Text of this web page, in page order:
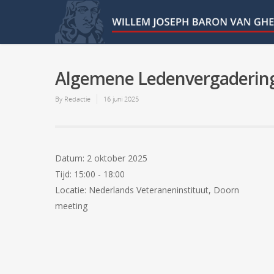
Algemene
By Redactie 16 juni 2025
Datum: 2 oktober 2025
Tijd: 15:00 - 18:00
Locatie: Nederlands Veteraneninstituut, Doorn
meeting